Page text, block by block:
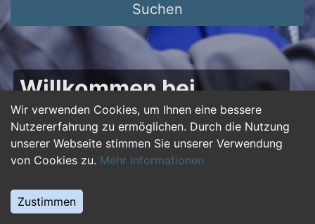
Wir verwenden Cookies, um Ihnen eine bessere
Nutzererfahrung zu ermöglichen. Durch die Nutzung
unserer Webseite stimmen Sie unserer Verwendung
von Cookies zu. Mehr Informationen
Zustimmen
Suchen
Willkommen bei
50plus-jobs.de – Dein
Portal für Jobs ab 50!
Du bist über 50 und suchst nach einer neuen
beruflichen Herausforderung oder einem
Jobwechsel? Auf